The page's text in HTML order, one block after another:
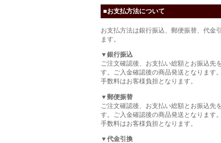
■お支払方法について
お支払方法は銀行振込、郵便振替、代金
ます。
▼銀行振込
ご注文確認後、お支払い総額とお振込先
す。ご入金確認後の商品発送となります
手数料はお客様負担となります。
▼郵便振替
ご注文確認後、お支払い総額とお振込先
す。ご入金確認後の商品発送となります
手数料はお客様負担となります。
▼代金引換